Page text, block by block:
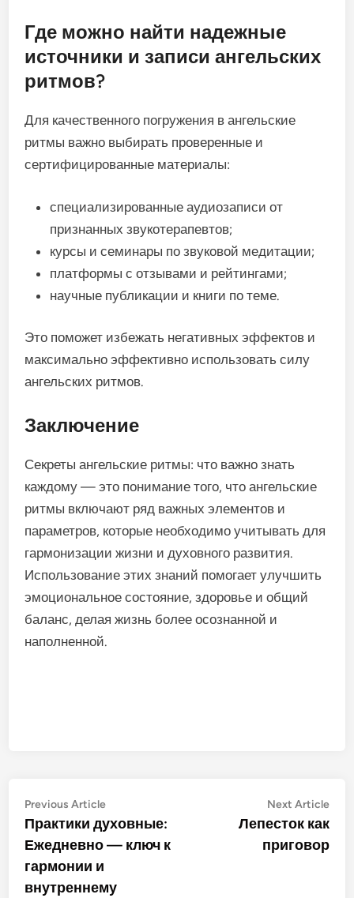
Где можно найти надежные
источники и записи ангельских
ритмов?
Для качественного погружения в ангельские
ритмы важно выбирать проверенные и
сертифицированные материалы:
специализированные аудиозаписи от
признанных звукотерапевтов;
курсы и семинары по звуковой медитации;
платформы с отзывами и рейтингами;
научные публикации и книги по теме.
Это поможет избежать негативных эффектов и
максимально эффективно использовать силу
ангельских ритмов.
Заключение
Секреты ангельские ритмы: что важно знать
каждому — это понимание того, что ангельские
ритмы включают ряд важных элементов и
параметров, которые необходимо учитывать для
гармонизации жизни и духовного развития.
Использование этих знаний помогает улучшить
эмоциональное состояние, здоровье и общий
баланс, делая жизнь более осознанной и
наполненной.
Post
navigation
Previous ArticlePrevious
article:
Практики духовные:
Ежедневно — ключ к
гармонии и
внутреннему
Next Article
Лепесток как
приговор